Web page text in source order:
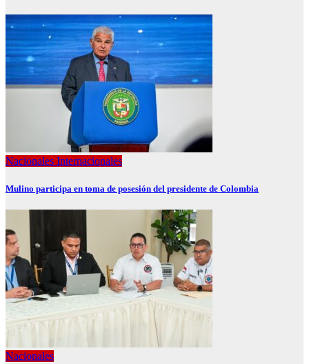
Nacionales Internacionales
Mulino participa en toma de posesión del presidente de Colombia
Nacionales